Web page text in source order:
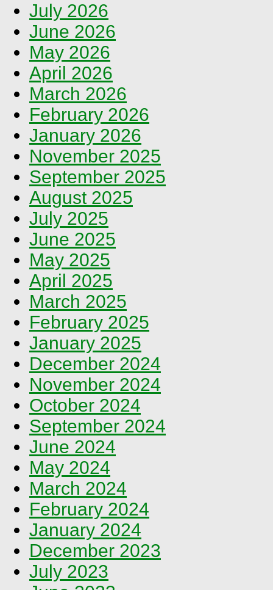
July 2026
June 2026
May 2026
April 2026
March 2026
February 2026
January 2026
November 2025
September 2025
August 2025
July 2025
June 2025
May 2025
April 2025
March 2025
February 2025
January 2025
December 2024
November 2024
October 2024
September 2024
June 2024
May 2024
March 2024
February 2024
January 2024
December 2023
July 2023